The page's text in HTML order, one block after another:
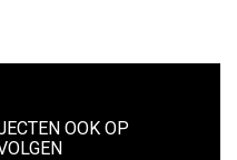
OOK OP